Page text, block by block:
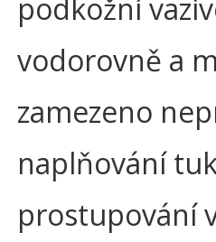
podkožní
vodorovně a
zamezeno
naplňování
prostupování